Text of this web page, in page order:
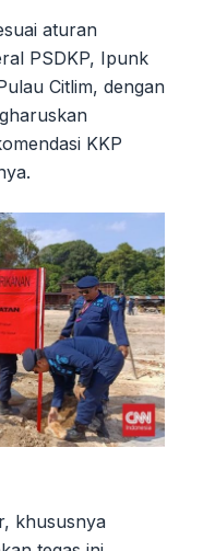
aturan
PSDKP, Ipunk
Citlim, dengan
KKP
khususnya